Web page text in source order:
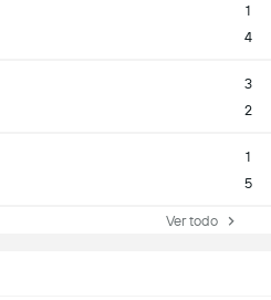
1
4
3
2
1
5
Ver todo